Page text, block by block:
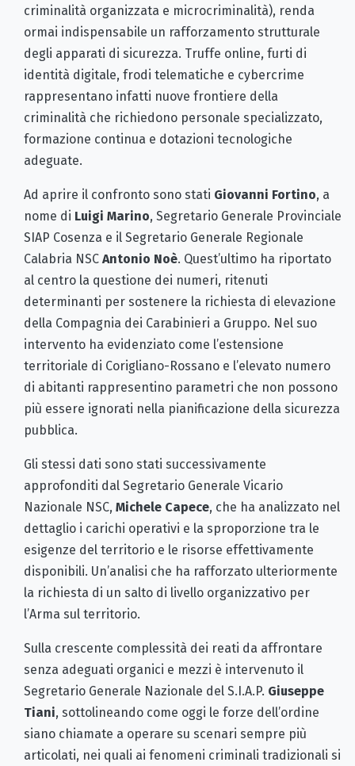
criminalità organizzata e microcriminalità), renda
ormai indispensabile un rafforzamento strutturale
degli apparati di sicurezza. Truffe online, furti di
identità digitale, frodi telematiche e cybercrime
rappresentano infatti nuove frontiere della
criminalità che richiedono personale specializzato,
formazione continua e dotazioni tecnologiche
adeguate.
Ad aprire il confronto sono stati Giovanni Fortino, a
nome di Luigi Marino, Segretario Generale Provinciale
SIAP Cosenza e il Segretario Generale Regionale
Calabria NSC Antonio Noè. Quest’ultimo ha riportato
al centro la questione dei numeri, ritenuti
determinanti per sostenere la richiesta di elevazione
della Compagnia dei Carabinieri a Gruppo. Nel suo
intervento ha evidenziato come l’estensione
territoriale di Corigliano-Rossano e l’elevato numero
di abitanti rappresentino parametri che non possono
più essere ignorati nella pianificazione della sicurezza
pubblica.
Gli stessi dati sono stati successivamente
approfonditi dal Segretario Generale Vicario
Nazionale NSC, Michele Capece, che ha analizzato nel
dettaglio i carichi operativi e la sproporzione tra le
esigenze del territorio e le risorse effettivamente
disponibili. Un’analisi che ha rafforzato ulteriormente
la richiesta di un salto di livello organizzativo per
l’Arma sul territorio.
Sulla crescente complessità dei reati da affrontare
senza adeguati organici e mezzi è intervenuto il
Segretario Generale Nazionale del S.I.A.P. Giuseppe
Tiani, sottolineando come oggi le forze dell’ordine
siano chiamate a operare su scenari sempre più
articolati, nei quali ai fenomeni criminali tradizionali si